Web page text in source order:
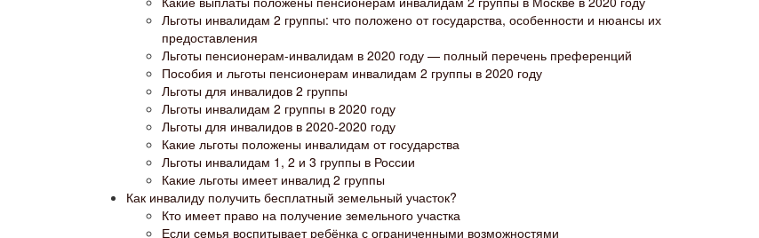
Льготы инвалидам 2 группы: что положено от государства, особенности и нюансы их
предоставления
Льготы пенсионерам-инвалидам в 2020 году — полный перечень преференций
Пособия и льготы пенсионерам инвалидам 2 группы в 2020 году
Льготы для инвалидов 2 группы
Льготы инвалидам 2 группы в 2020 году
Льготы для инвалидов в 2020-2020 году
Какие льготы положены инвалидам от государства
Льготы инвалидам 1, 2 и 3 группы в России
Какие льготы имеет инвалид 2 группы
Как инвалиду получить бесплатный земельный участок?
Кто имеет право на получение земельного участка
Если семья воспитывает ребёнка с ограниченными возможностями